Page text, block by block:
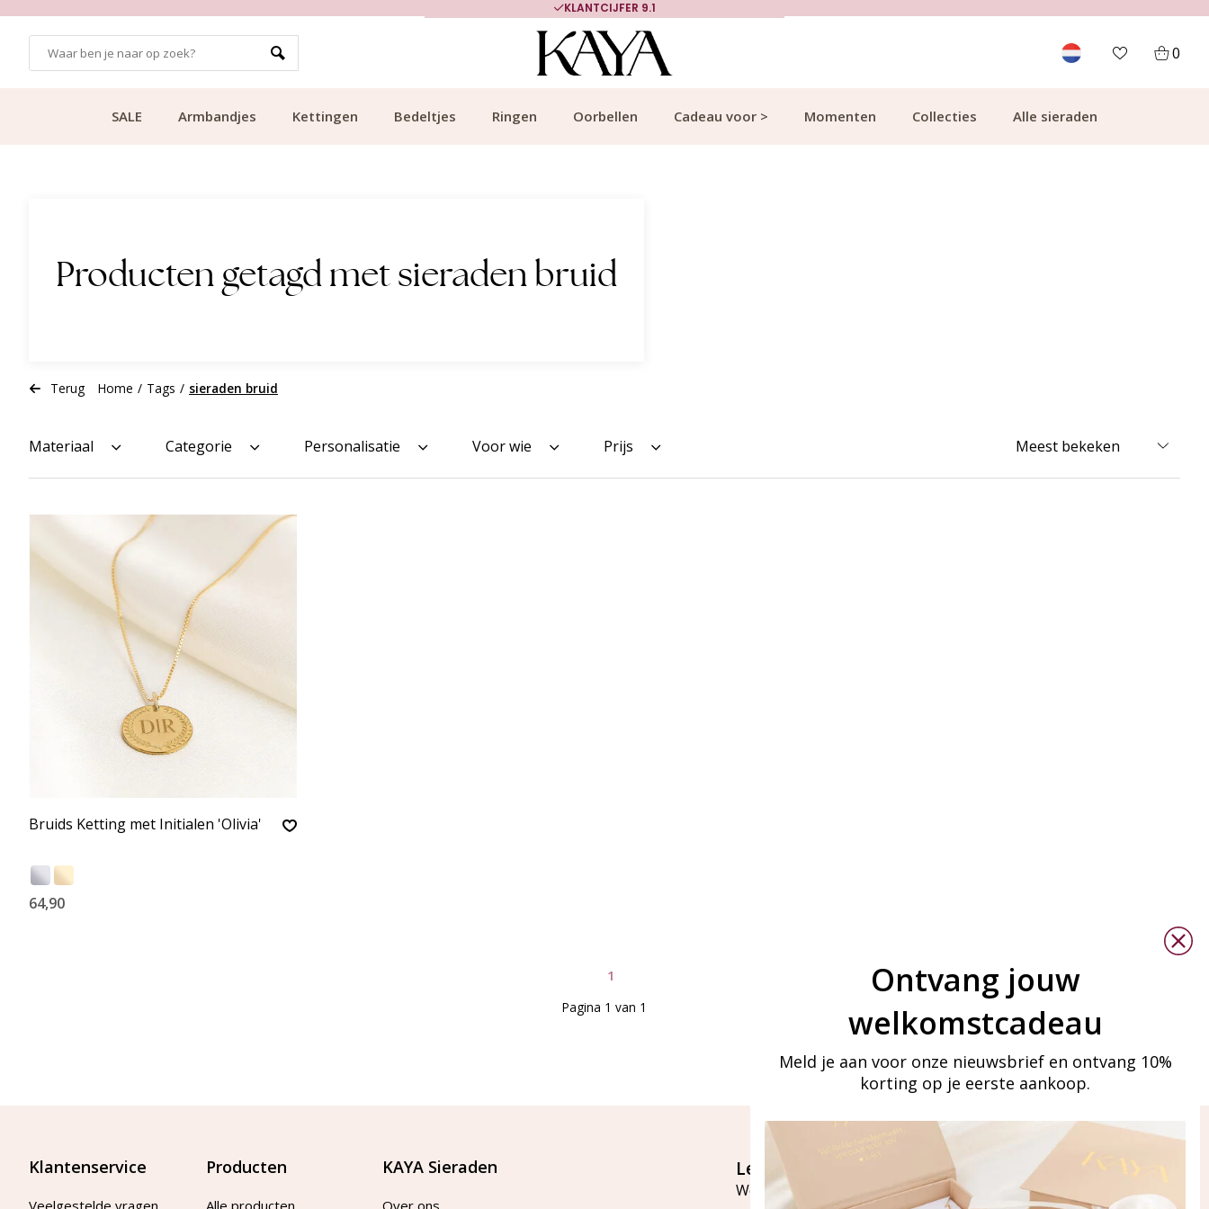
KLANTCIJFER 9.1
0
SALE Armbandjes Kettingen Bedeltjes Ringen Oorbellen Cadeau voor > Momenten Collecties Alle sieraden
Producten getagd met sieraden bruid
Terug Home / Tags / sieraden bruid
Materiaal Categorie Personalisatie Voor wie Prijs
Bruids Ketting met Initialen 'Olivia'
64,90
1
Pagina 1 van 1
Klantenservice
Veelgestelde vragen
Producten
Alle producten
KAYA Sieraden
Over ons
Let's stay in touch
Word lid van onze mailinglijst
Ontvang jouw
welkomstcadeau
Meld je aan voor onze nieuwsbrief en ontvang 10%
korting op je eerste aankoop.